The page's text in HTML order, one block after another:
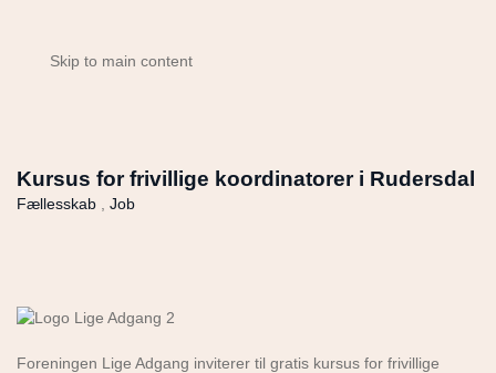
Skip to main content
Kursus for frivillige koordinatorer i Rudersdal
Fællesskab Job
Foreningen Lige Adgang inviterer til gratis kursus for frivillige